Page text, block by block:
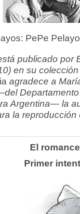
PePe
publicado por
en su
agradece a
Argentina— la
la reproducción
El romance
Primer